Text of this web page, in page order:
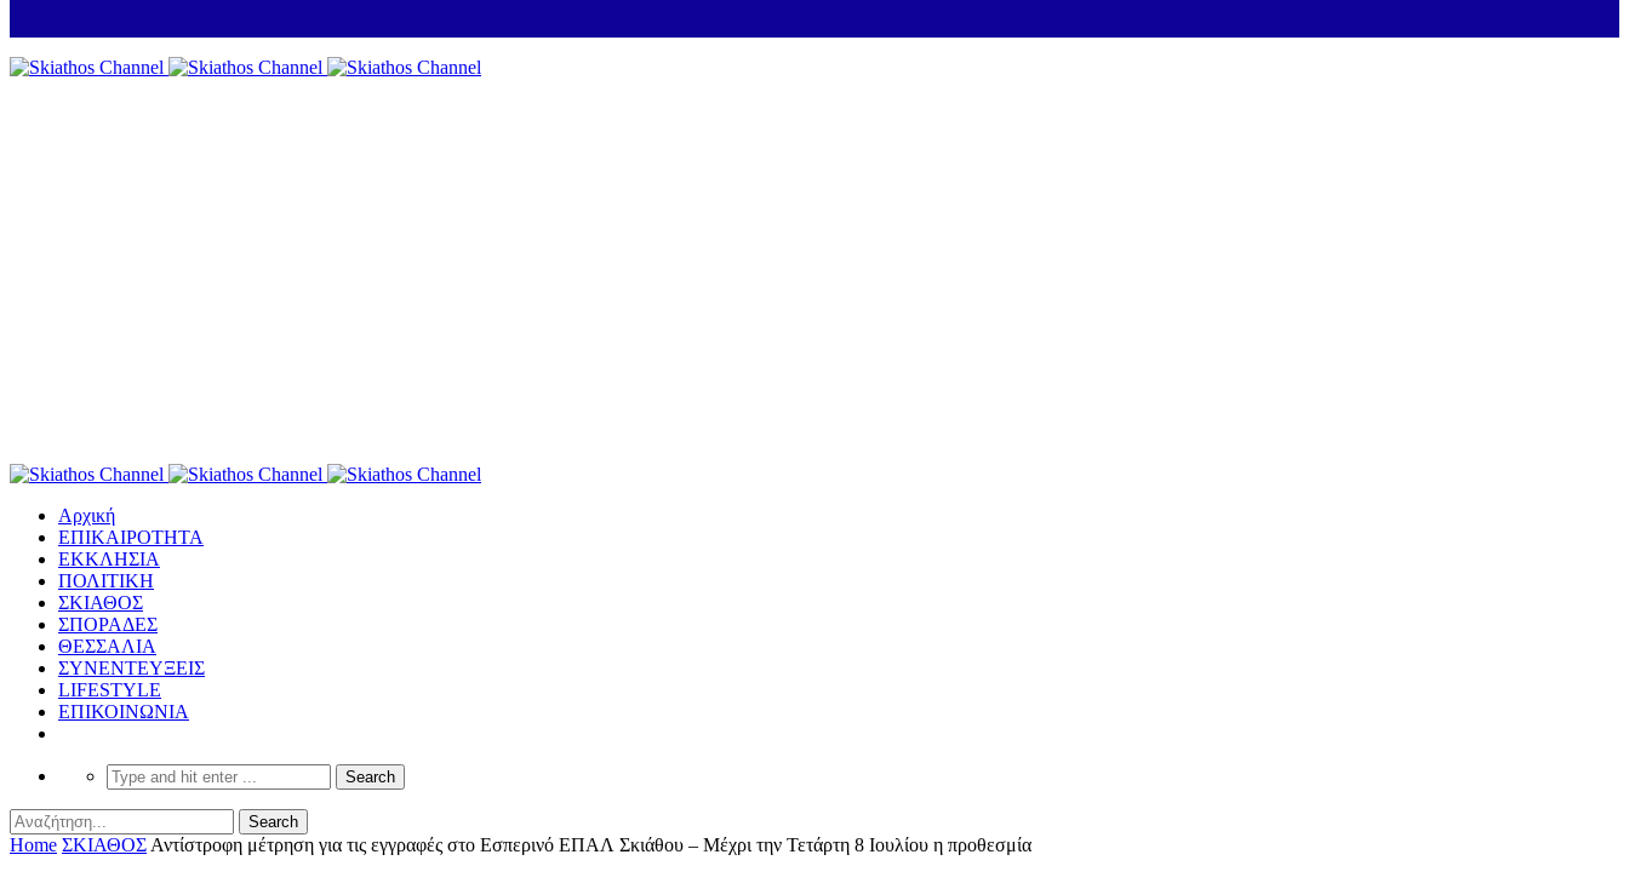
Αρχική
ΕΠΙΚΑΙΡΟΤΗΤΑ
ΕΚΚΛΗΣΙΑ
ΠΟΛΙΤΙΚΗ
ΣΚΙΑΘΟΣ
ΣΠΟΡΑΔΕΣ
ΘΕΣΣΑΛΙΑ
ΣΥΝΕΝΤΕΥΞΕΙΣ
LIFESTYLE
ΕΠΙΚΟΙΝΩΝΙΑ
Home ΣΚΙΑΘΟΣ Αντίστροφη μέτρηση για τις εγγραφές στο Εσπερινό ΕΠΑΛ Σκιάθου – Μέχρι την Τετάρτη 8 Ιουλίου η προθεσμία